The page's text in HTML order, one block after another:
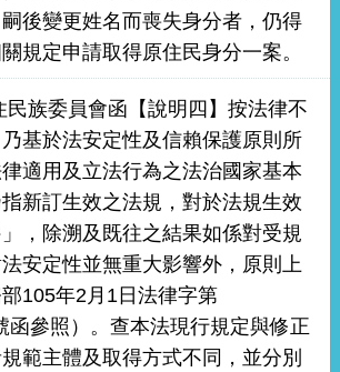
後變更姓名而喪失身分者，仍得
規定申請取得原住民身分一案。
民族委員會函【說明四】按法律不
基於法安定性及信賴保護原則所
適用及立法行為之法治國家基本
新訂生效之法規，對於法規生效
，除溯及既往之結果如係對受規
安定性並無重大影響外，原則上
105年2月1日法律字第
函參照）。查本法現行規定與修正
範主體及取得方式不同，並分別